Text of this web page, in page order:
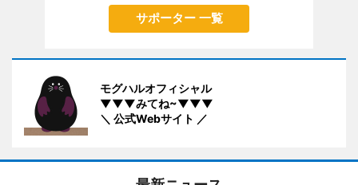
サポーター 一覧
モグハルオフィシャル
▼▼▼みてね~▼▼▼
＼ 公式Webサイト ／